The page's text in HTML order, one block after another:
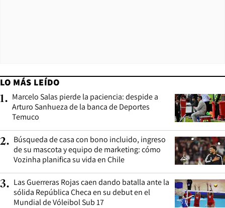
LO MÁS LEÍDO
1. Marcelo Salas pierde la paciencia: despide a
Arturo Sanhueza de la banca de Deportes
Temuco
2. Búsqueda de casa con bono incluido, ingreso
de su mascota y equipo de marketing: cómo
Vozinha planifica su vida en Chile
3. Las Guerreras Rojas caen dando batalla ante la
sólida República Checa en su debut en el
Mundial de Vóleibol Sub 17